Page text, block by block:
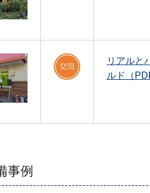
リアルと
ルド（
事例